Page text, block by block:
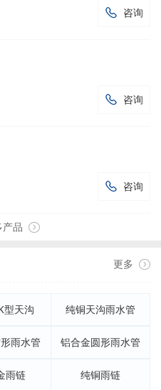
 咨询
 咨询
 咨询
品
更多
型天沟 纯铜天沟雨水管
雨水管 铝合金圆形雨水管
雨链 纯铜雨链